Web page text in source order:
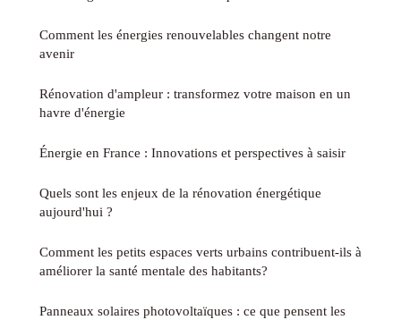
Comment les énergies renouvelables changent notre
avenir
Rénovation d'ampleur : transformez votre maison en un
havre d'énergie
Énergie en France : Innovations et perspectives à saisir
Quels sont les enjeux de la rénovation énergétique
aujourd'hui ?
Comment les petits espaces verts urbains contribuent-ils à
améliorer la santé mentale des habitants?
Panneaux solaires photovoltaïques : ce que pensent les